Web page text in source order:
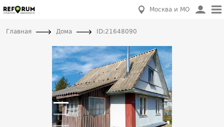
Москва и МО
Главная Дома ID:21648090